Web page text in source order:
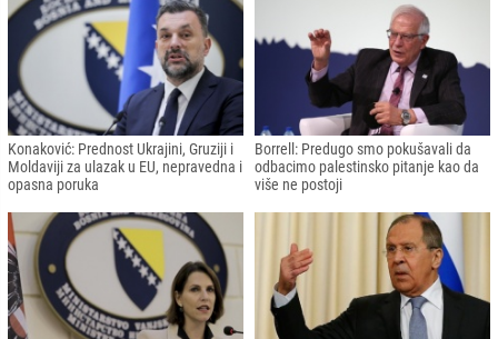
Konaković: Prednost Ukrajini, Gruziji i
Moldaviji za ulazak u EU, nepravedna i
opasna poruka
Borrell: Predugo smo pokušavali da
odbacimo palestinsko pitanje kao da
više ne postoji